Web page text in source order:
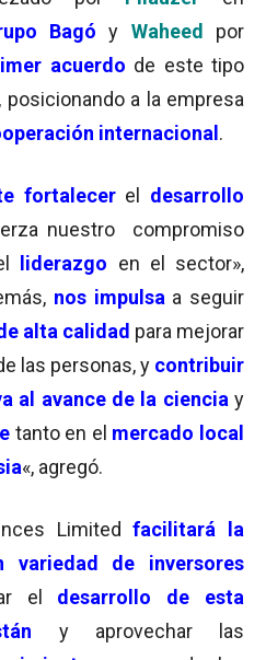
Bagó y Waheed
por
acuerdo de este tipo
, posicionando a la empresa
internacional .
fortalecerel
desarrollo
nuestro compromiso
liderazgo en el sector»,
nos impulsa a seguir
alta calidad para mejorar
las personas, y contribuir
al avance de la ciencia y
tanto en el mercado local
«, agregó.
Limited facilitará la
variedad de inversores
el desarrollo de esta
y aprovechar las